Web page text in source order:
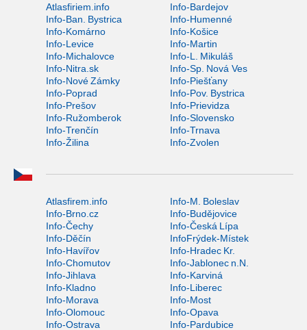
Atlasfiriem.info
Info-Bardejov
Info-Ban. Bystrica
Info-Humenné
Info-Komárno
Info-Košice
Info-Levice
Info-Martin
Info-Michalovce
Info-L. Mikuláš
Info-Nitra.sk
Info-Sp. Nová Ves
Info-Nové Zámky
Info-Piešťany
Info-Poprad
Info-Pov. Bystrica
Info-Prešov
Info-Prievidza
Info-Ružomberok
Info-Slovensko
Info-Trenčín
Info-Trnava
Info-Žilina
Info-Zvolen
Atlasfirem.info
Info-M. Boleslav
Info-Brno.cz
Info-Budějovice
Info-Čechy
Info-Česká Lípa
Info-Děčín
InfoFrýdek-Místek
Info-Havířov
Info-Hradec Kr.
Info-Chomutov
Info-Jablonec n.N.
Info-Jihlava
Info-Karviná
Info-Kladno
Info-Liberec
Info-Morava
Info-Most
Info-Olomouc
Info-Opava
Info-Ostrava
Info-Pardubice